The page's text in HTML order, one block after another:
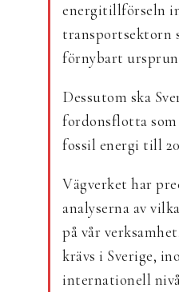
energitillförseln
transportsektorn
förnybart
Dessutom ska
fordonsflotta som
fossil energi till
Vägverket har
analyserna av
på vår
krävs i Sverige,
internationell